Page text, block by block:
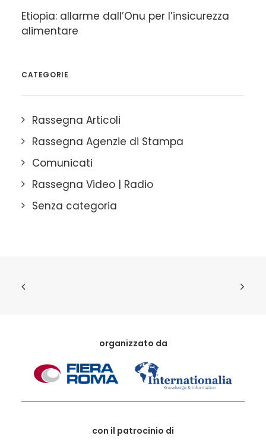
Etiopia: allarme dall’Onu per l’insicurezza
alimentare
CATEGORIE
Rassegna Articoli
Rassegna Agenzie di Stampa
Comunicati
Rassegna Video | Radio
Senza categoria
organizzato da
con il patrocinio di